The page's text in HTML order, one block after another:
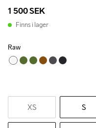
1 500 SEK
Finns i lager
Raw
XS S